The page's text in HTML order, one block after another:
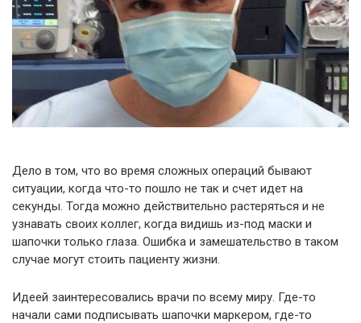
Дело в том, что во время сложных операций бывают
ситуации, когда что-то пошло не так и счет идет на
секунды. Тогда можно действительно растеряться и не
узнавать своих коллег, когда видишь из-под маски и
шапочки только глаза. Ошибка и замешательство в таком
случае могут стоить пациенту жизни.
Идеей заинтересовались врачи по всему миру. Где-то
начали сами подписывать шапочки маркером, где-то